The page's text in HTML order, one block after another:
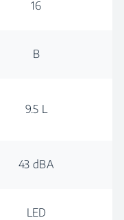
16
B
9.5 L
43 dBA
LED